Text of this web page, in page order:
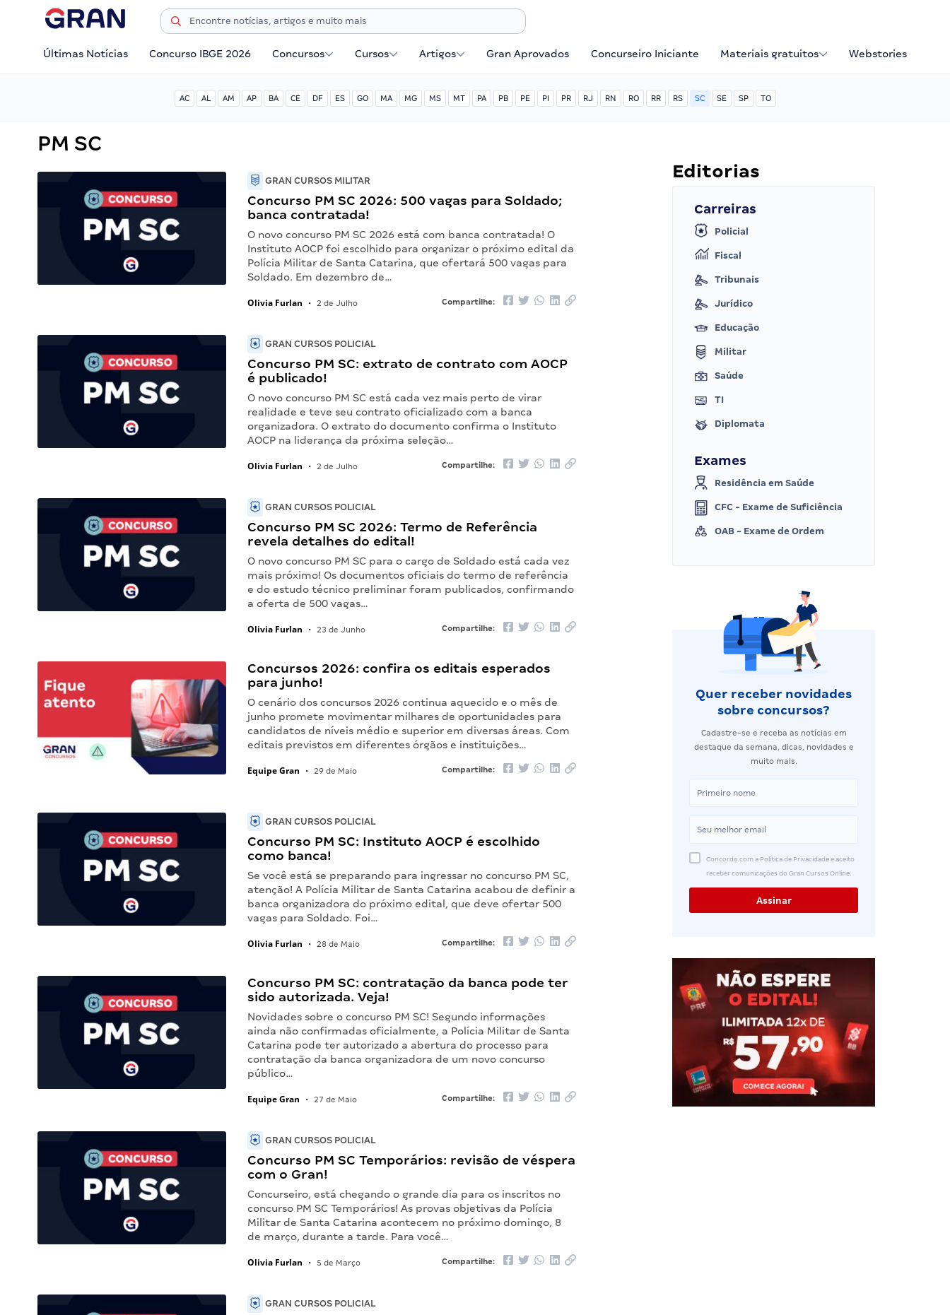
Últimas Notícias Concurso IBGE 2026 Concursos Cursos Artigos Gran Aprovados Concurseiro Iniciante Materiais gratuitos Webstories
AC AL AM AP BA CE DF ES GO MA MG MS MT PA PB PE PI PR RJ RN RO RR RS SC SE SP TO
PM SC
GRAN CURSOS MILITAR
Concurso PM SC 2026: 500 vagas para Soldado;
banca contratada!
O novo concurso PM SC 2026 está com banca contratada! O
Instituto AOCP foi escolhido para organizar o próximo edital da
Polícia Militar de Santa Catarina, que ofertará 500 vagas para
Soldado. Em dezembro de…
Olivia Furlan • 2 de Julho Compartilhe:
GRAN CURSOS POLICIAL
Concurso PM SC: extrato de contrato com AOCP
é publicado!
O novo concurso PM SC está cada vez mais perto de virar
realidade e teve seu contrato oficializado com a banca
organizadora. O extrato do documento confirma o Instituto
AOCP na liderança da próxima seleção…
Olivia Furlan • 2 de Julho Compartilhe:
GRAN CURSOS POLICIAL
Concurso PM SC 2026: Termo de Referência
revela detalhes do edital!
O novo concurso PM SC para o cargo de Soldado está cada vez
mais próximo! Os documentos oficiais do termo de referência
e do estudo técnico preliminar foram publicados, confirmando
a oferta de 500 vagas…
Olivia Furlan • 23 de Junho Compartilhe:
Concursos 2026: confira os editais esperados
para junho!
O cenário dos concursos 2026 continua aquecido e o mês de
junho promete movimentar milhares de oportunidades para
candidatos de níveis médio e superior em diversas áreas. Com
editais previstos em diferentes órgãos e instituições…
Equipe Gran • 29 de Maio Compartilhe:
GRAN CURSOS POLICIAL
Concurso PM SC: Instituto AOCP é escolhido
como banca!
Se você está se preparando para ingressar no concurso PM SC,
atenção! A Polícia Militar de Santa Catarina acabou de definir a
banca organizadora do próximo edital, que deve ofertar 500
vagas para Soldado. Foi…
Olivia Furlan • 28 de Maio Compartilhe:
Concurso PM SC: contratação da banca pode ter
sido autorizada. Veja!
Novidades sobre o concurso PM SC! Segundo informações
ainda não confirmadas oficialmente, a Polícia Militar de Santa
Catarina pode ter autorizado a abertura do processo para
contratação da banca organizadora de um novo concurso
público…
Equipe Gran • 27 de Maio Compartilhe:
GRAN CURSOS POLICIAL
Concurso PM SC Temporários: revisão de véspera
com o Gran!
Concurseiro, está chegando o grande dia para os inscritos no
concurso PM SC Temporários! As provas objetivas da Polícia
Militar de Santa Catarina acontecem no próximo domingo, 8
de março, durante a tarde. Para você…
Olivia Furlan • 5 de Março Compartilhe:
GRAN CURSOS POLICIAL
Editorias
Carreiras
Policial
Fiscal
Tribunais
Jurídico
Educação
Militar
Saúde
TI
Diplomata
Exames
Residência em Saúde
CFC - Exame de Suficiência
OAB - Exame de Ordem
Quer receber novidades
sobre concursos?
Cadastre-se e receba as notícias em
destaque da semana, dicas, novidades e
muito mais.
Concordo com a Política de Privacidade e aceito
receber comunicações do Gran Cursos Online.